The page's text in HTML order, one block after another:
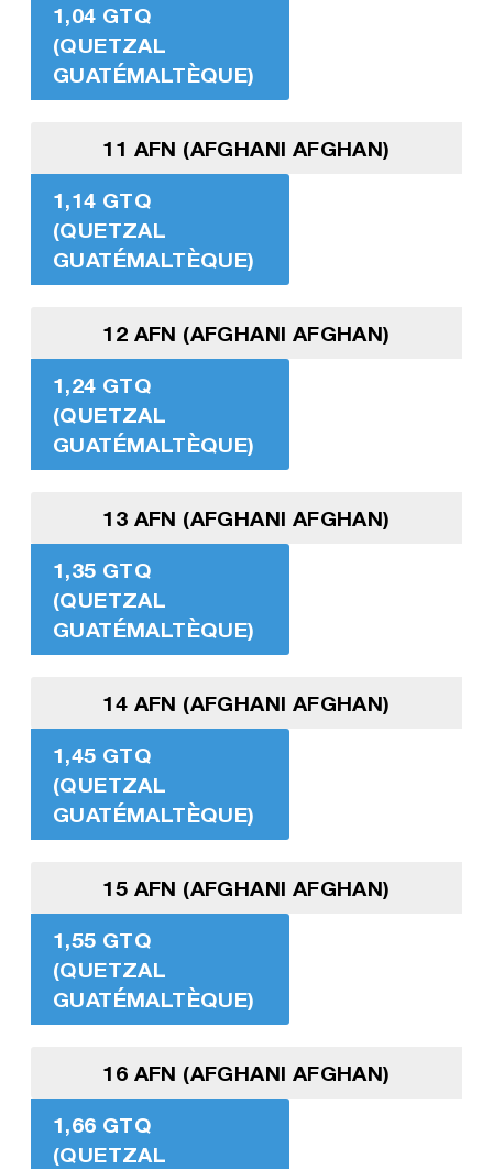
1,04 GTQ
(QUETZAL
GUATÉMALTÈQUE)
11 AFN (AFGHANI AFGHAN)
1,14 GTQ
(QUETZAL
GUATÉMALTÈQUE)
12 AFN (AFGHANI AFGHAN)
1,24 GTQ
(QUETZAL
GUATÉMALTÈQUE)
13 AFN (AFGHANI AFGHAN)
1,35 GTQ
(QUETZAL
GUATÉMALTÈQUE)
14 AFN (AFGHANI AFGHAN)
1,45 GTQ
(QUETZAL
GUATÉMALTÈQUE)
15 AFN (AFGHANI AFGHAN)
1,55 GTQ
(QUETZAL
GUATÉMALTÈQUE)
16 AFN (AFGHANI AFGHAN)
1,66 GTQ
(QUETZAL